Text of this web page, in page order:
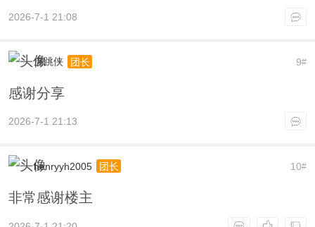
2026-7-1 21:08
9#
虎跳侠 团长
感谢分享
2026-7-1 21:13
10#
henryyh2005 团长
非常感谢楼主